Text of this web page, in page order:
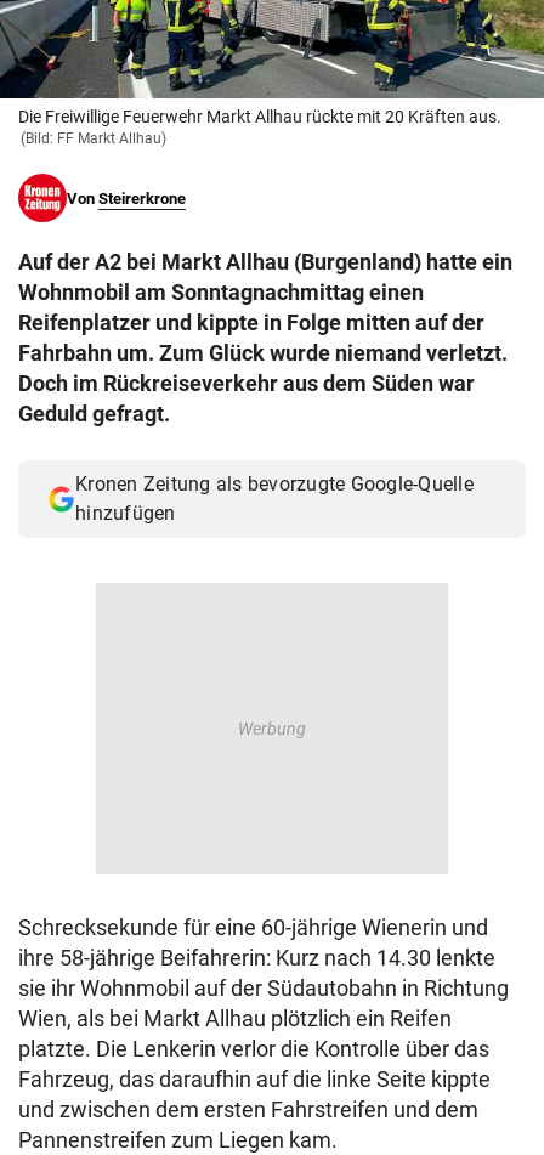
© Krone Multimedia GmbH & Co KG 2026
Muthgasse 2, 1190 Wien
Die Freiwillige Feuerwehr Markt Allhau rückte mit 20 Kräften aus.
(Bild: FF Markt Allhau)
Von Steirerkrone
Auf der A2 bei Markt Allhau (Burgenland) hatte ein
Wohnmobil am Sonntagnachmittag einen
Reifenplatzer und kippte in Folge mitten auf der
Fahrbahn um. Zum Glück wurde niemand verletzt.
Doch im Rückreiseverkehr aus dem Süden war
Geduld gefragt.
Kronen Zeitung als bevorzugte Google-Quelle
hinzufügen
Schrecksekunde für eine 60-jährige Wienerin und
ihre 58-jährige Beifahrerin: Kurz nach 14.30 lenkte
sie ihr Wohnmobil auf der Südautobahn in Richtung
Wien, als bei Markt Allhau plötzlich ein Reifen
platzte. Die Lenkerin verlor die Kontrolle über das
Fahrzeug, das daraufhin auf die linke Seite kippte
und zwischen dem ersten Fahrstreifen und dem
Pannenstreifen zum Liegen kam.